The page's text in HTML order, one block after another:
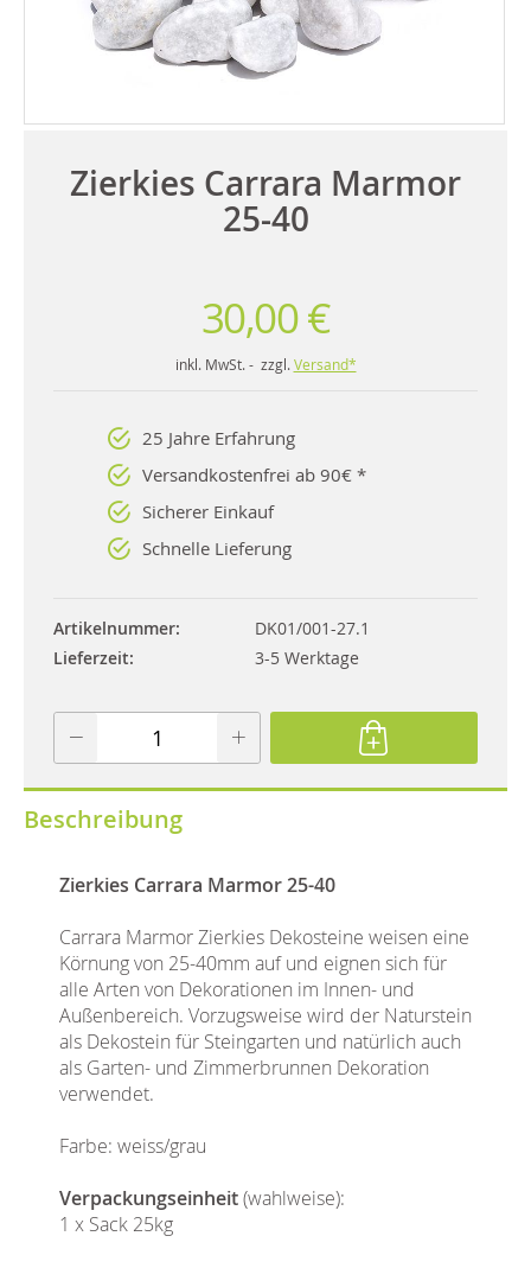
Zierkies Carrara Marmor
25-40
30,00 €
inkl. MwSt. - zzgl. Versand*
25 Jahre Erfahrung
Versandkostenfrei ab 90€ *
Sicherer Einkauf
Schnelle Lieferung
Artikelnummer
DK01/001-27.1
Lieferzeit
3-5 Werktage
Beschreibung
Zierkies Carrara Marmor 25-40
Carrara Marmor Zierkies Dekosteine weisen eine
Körnung von 25-40mm auf und eignen sich für
alle Arten von Dekorationen im Innen- und
Außenbereich. Vorzugsweise wird der Naturstein
als Dekostein für Steingarten und natürlich auch
als Garten- und Zimmerbrunnen Dekoration
verwendet.
Farbe: weiss/grau
Verpackungseinheit(wahlweise):
1 x Sack 25kg